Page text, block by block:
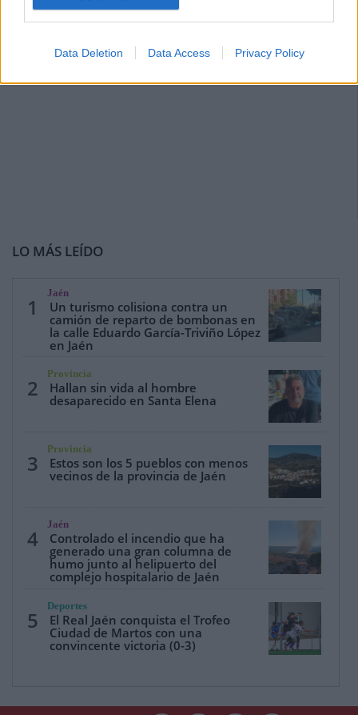
Data Deletion Data Access Privacy Policy
LO MÁS LEÍDO
1
Jaén
Un turismo colisiona contra un
camión de reparto de bombonas en
la calle Eduardo García-Triviño López
en Jaén
2
Provincia
Hallan sin vida al hombre
desaparecido en Santa Elena
3
Provincia
Estos son los 5 pueblos con menos
vecinos de la provincia de Jaén
4
Jaén
Controlado el incendio que ha
generado una gran columna de
humo junto al helipuerto del
complejo hospitalario de Jaén
5
Deportes
El Real Jaén conquista el Trofeo
Ciudad de Martos con una
convincente victoria (0-3)